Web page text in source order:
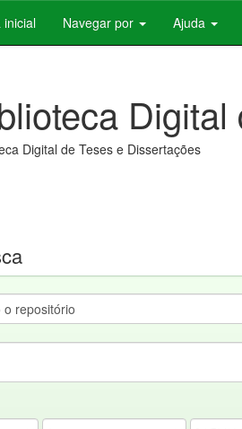
Navegar por Ajuda
Digital de Teses e Dissertações